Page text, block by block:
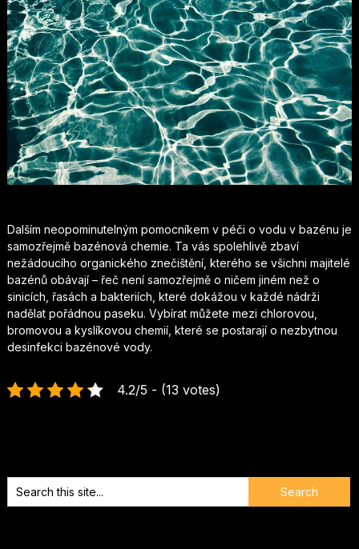
Dalším neopominutelným pomocníkem v péči o vodu v bazénu je
samozřejmě bazénová chemie. Ta vás spolehlivě zbaví
nežádoucího organického znečištění, kterého se všichni majitelé
bazénů obávají – řeč není samozřejmě o ničem jiném než o
sinicích, řasách a bakteriích, které dokážou v každé nádrži
nadělat pořádnou paseku. Vybírat můžete mezi chlorovou,
bromovou a kyslíkovou chemií, které se postarají o nezbytnou
desinfekci bazénové vody.
4.2/5 - (13 votes)